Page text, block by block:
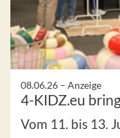
08.06.26 – Anzeige
4-KIDZ.eu
Vom 11. bis 13.